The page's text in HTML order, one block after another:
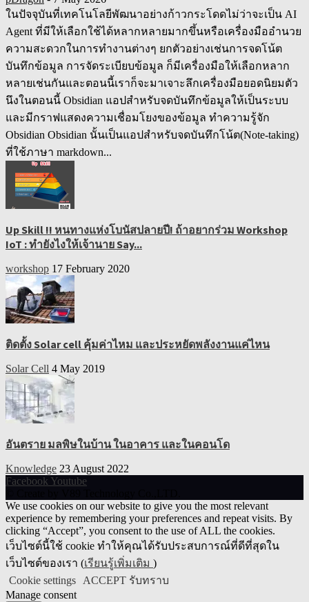
ในปัจจุบันที่เทคโนโลยีพัฒนาอย่างก้าวกระโดดไม่ว่าจะเป็น AI
Agent ที่มีให้เลือกใช้ได้หลากหลายมากขึ้นหรือเครื่องมืออำนวย
ความสะดวกในการทำงานต่างๆ ยกตัวอย่างเช่นการจดโน้ต
บันทึกข้อมูล การจัดระเบียบข้อมูล ก็มีเครื่องมือให้เลือกหลาก
หลายเช่นกันและตอนนี้เราก็จะมาเจาะลึกเครื่องมือยอดนิยมตัว
นึงในตอนนี้ Obsidian แอปสำหรับจดบันทึกข้อมูลให้เป็นระบบ
และมีกราฟแสดงความเชื่อมโยงของข้อมูล ทำความรู้จัก
Obsidian Obsidian นั้นเป็นแอปสำหรับจดบันทึกโน้ต(Note-taking)
ที่ใช้ภาษา markdown...
Up Skill !! หนทางแห่งโบนัสปลายปี! ถ้าอยากร่วม Workshop
IoT : ทำยังไงให้เจ้านาย Say...
workshop 17 February 2020
ติดตั้ง Solar cell คุ้มค่าไหม และประหยัดพลังงานแค่ไหน
Solar Cell 4 May 2019
อันตราย มลพิษในบ้าน ในอาคาร และในคอนโด
Knowledge 23 August 2022
Facebook Youtube
We use cookies on our website to give you the most relevant
experience by remembering your preferences and repeat visits. By
clicking “Accept”, you consent to the use of ALL the cookies.
เว็บไซต์นี้ใช้ cookie ทำให้คุณได้รับประสบการณ์ที่ดีที่สุดใน
เว็บไซต์ของเรา (เรียนรู้เพิ่มเติม )
Cookie settings
ACCEPT รับทราบ
Manage consent